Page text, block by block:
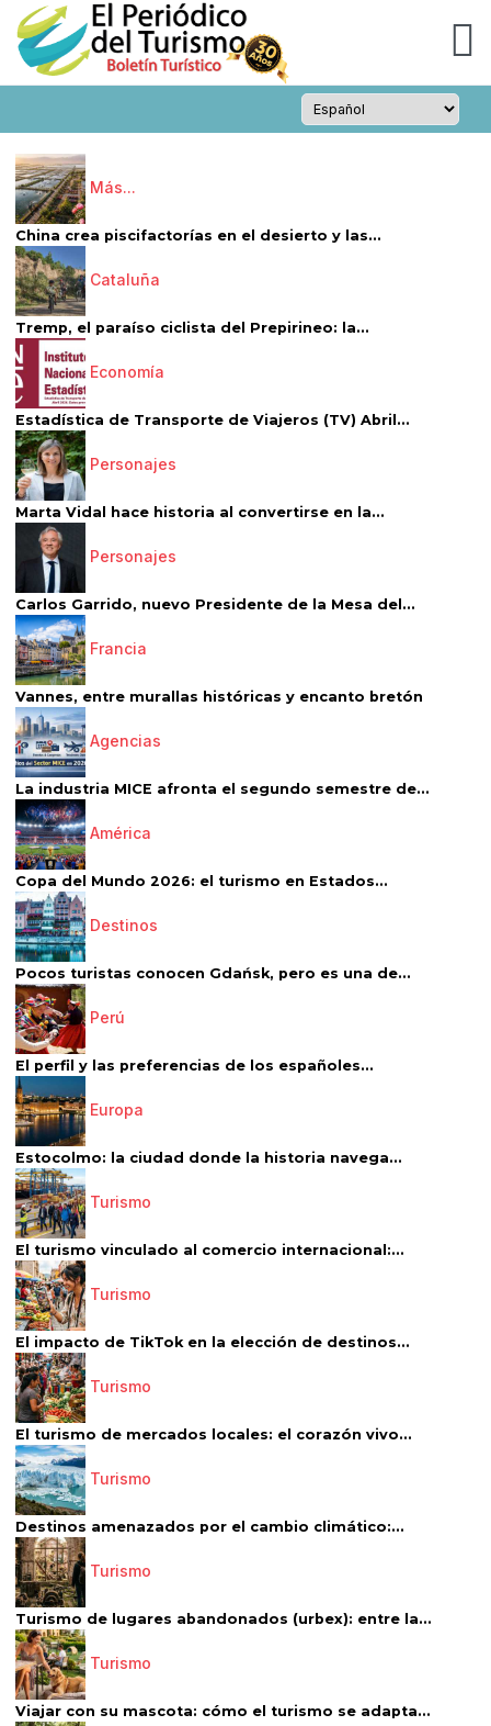
Más...
China crea piscifactorías en el desierto y las...
Cataluña
Tremp, el paraíso ciclista del Prepirineo: la...
Economía
Estadística de Transporte de Viajeros (TV) Abril...
Personajes
Marta Vidal hace historia al convertirse en la...
Personajes
Carlos Garrido, nuevo Presidente de la Mesa del...
Francia
Vannes, entre murallas históricas y encanto bretón
Agencias
La industria MICE afronta el segundo semestre de...
América
Copa del Mundo 2026: el turismo en Estados...
Destinos
Pocos turistas conocen Gdańsk, pero es una de...
Perú
El perfil y las preferencias de los españoles...
Europa
Estocolmo: la ciudad donde la historia navega...
Turismo
El turismo vinculado al comercio internacional:...
Turismo
El impacto de TikTok en la elección de destinos...
Turismo
El turismo de mercados locales: el corazón vivo...
Turismo
Destinos amenazados por el cambio climático:...
Turismo
Turismo de lugares abandonados (urbex): entre la...
Turismo
Viajar con su mascota: cómo el turismo se adapta...